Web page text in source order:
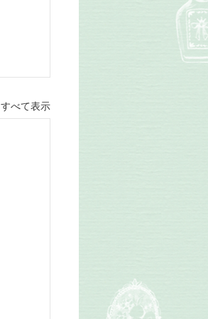
すべて表示